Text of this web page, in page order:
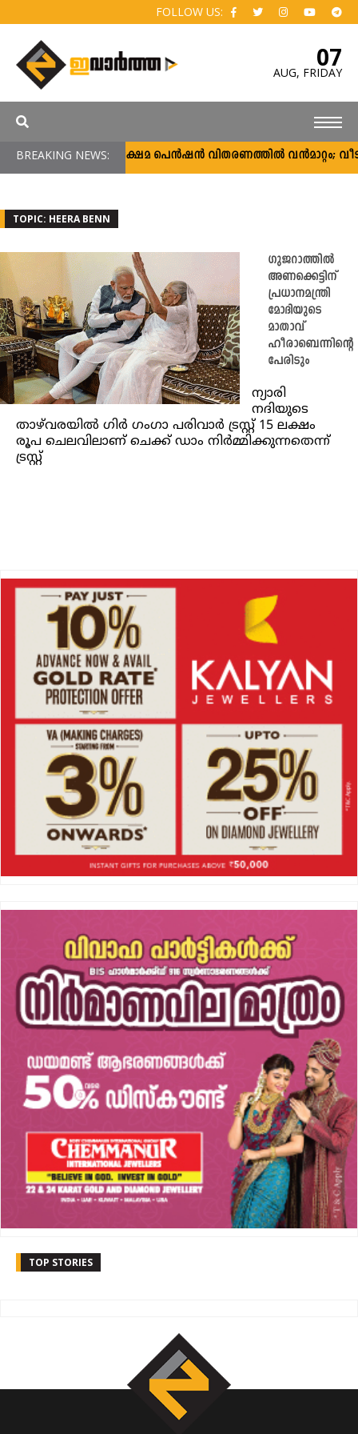
FOLLOW US:
07
AUG, FRIDAY
BREAKING NEWS:
സാമൂഹ്യ ക്ഷേമ പെൻഷൻ വിതരണത്തിൽ വൻമാറ്റം;
TOPIC: HEERA BENN
ഗുജറാത്തിൽ
അണക്കെട്ടിന്
പ്രധാനമന്ത്രി
മോദിയുടെ
മാതാവ്
ഹീരാബെന്നിന്റെ
പേരിടും
ന്യാരി
നദിയുടെ
താഴ്‌വരയിൽ ഗിർ ഗംഗാ പരിവാർ ട്രസ്റ്റ് 15 ലക്ഷം
രൂപ ചെലവിലാണ് ചെക്ക് ഡാം നിർമ്മിക്കുന്നതെന്ന്
ട്രസ്റ്റ്
TOP STORIES